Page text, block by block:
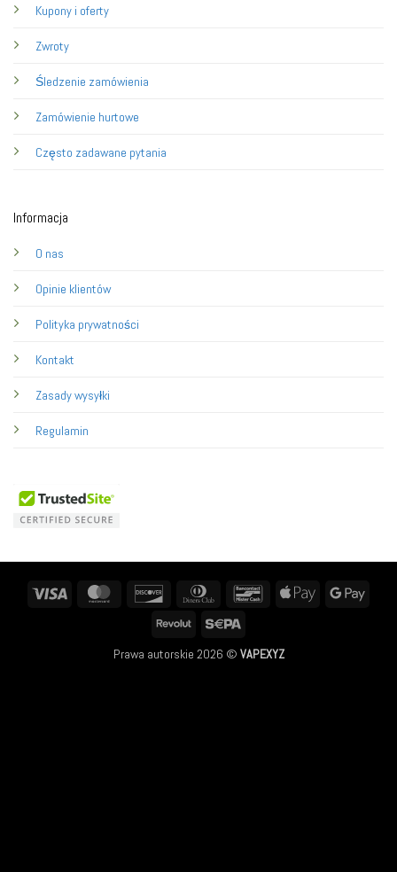
Kupony i oferty
Zwroty
Śledzenie zamówienia
Zamówienie hurtowe
Często zadawane pytania
Informacja
O nas
Opinie klientów
Polityka prywatności
Kontakt
Zasady wysyłki
Regulamin
MasterCard Discover
Dinners
BancontactApple
Revolut
Prawa autorskie 2026 © VAPEXYZ